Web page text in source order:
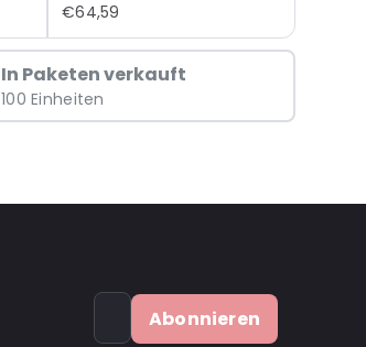
€64,59
In Paketen verkauft
100 Einheiten
Abonnieren